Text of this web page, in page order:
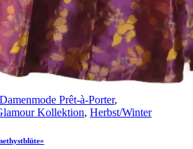
Damenmode Prêt-à-Porter,
Kollektion, Herbst/Winter